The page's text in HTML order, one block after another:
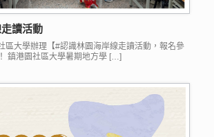
讀活動
區大學辦理【#認識林園海岸線走讀活動，報名參
鎮港園社區大學暑期地方學 […]